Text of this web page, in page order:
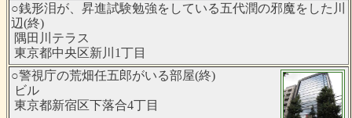
○銭形泪が、昇進試験勉強をしている五代潤の邪魔をした川
辺(終)
隅田川テラス
東京都中央区新川1丁目
○警視庁の荒畑任五郎がいる部屋(終)
ビル
東京都新宿区下落合4丁目